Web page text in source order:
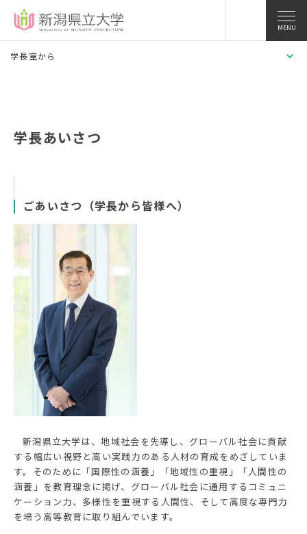
MENU
学長室から
学長あいさつ
ごあいさつ（学長から皆様へ）
新潟県立大学は、地域社会を先導し、グローバル社会に貢献
する幅広い視野と高い実践力のある人材の育成をめざしていま
す。そのために「国際性の涵養」「地域性の重視」「人間性の
涵養」を教育理念に掲げ、グローバル社会に通用するコミュニ
ケーション力、多様性を重視する人間性、そして高度な専門力
を培う高等教育に取り組んでいます。